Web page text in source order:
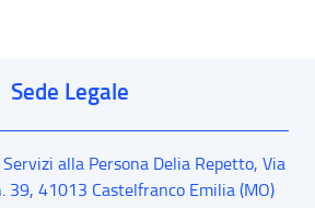
Sede Legale
alla Persona Delia Repetto, Via
39, 41013 Castelfranco Emilia(MO)